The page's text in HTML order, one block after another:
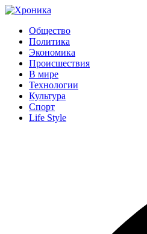
Общество
Политика
Экономика
Происшествия
В мире
Технологии
Культура
Спорт
Life Style